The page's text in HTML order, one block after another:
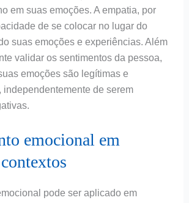
em suas emoções. A empatia, por
de se colocar no lugar do
suas emoções e experiências. Além
validar os sentimentos da pessoa,
emoções são legítimas e
independentemente de serem
emocional em
pode ser aplicado em